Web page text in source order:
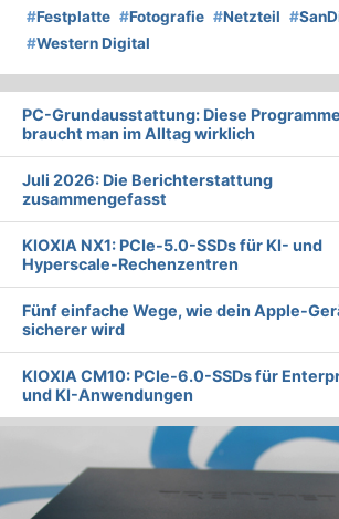
#Festplatte #Fotografie #Netzteil #
#Western Digital
PC-Grundausstattung: Diese Programme
braucht man im Alltag wirklich
Juli 2026: Die Bericht­erstattung
zusammengefasst
KIOXIA NX1: PCIe-5.0-SSDs für KI- und
Hyperscale-Rechenzentren
Fünf einfache Wege, wie dein Apple-
sicherer wird
KIOXIA CM10: PCIe-6.0-SSDs für
und KI-Anwendungen